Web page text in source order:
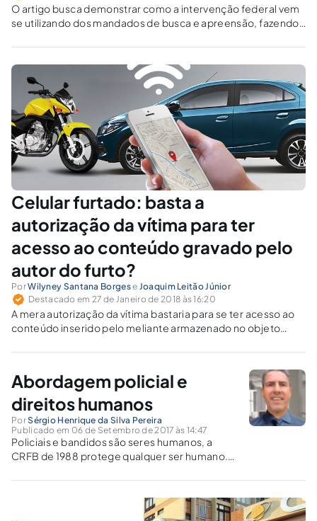
O artigo busca demonstrar como a intervenção federal vem
se utilizando dos mandados de busca e apreensão, fazendo
fundamentais do cidadão.
Celular furtado: basta a
autorização da vítima para ter
acesso ao conteúdo gravado pelo
autor do furto?
PorWilyney Santana Borgese Joaquim Leitão Júnior
Destacado em 27 de Janeiro de 2018 às 16:20
A mera autorização da vítima bastaria para se ter acesso ao
conteúdo inserido pelo meliante armazenado no objeto
para tanto em objeto eletrônico alvo de condutas ilícitas,
Abordagem policial e
direitos humanos
PorSérgio Henrique da Silva Pereira
Publicado em 06 de Setembro de 2017 às 14:47
Policiais e bandidos são seres humanos, a
CRFB de 1988 protege qualquer ser humano.
legalização, total, da maconha, os traficantes
atuais não serão mais criminoso (tipificação